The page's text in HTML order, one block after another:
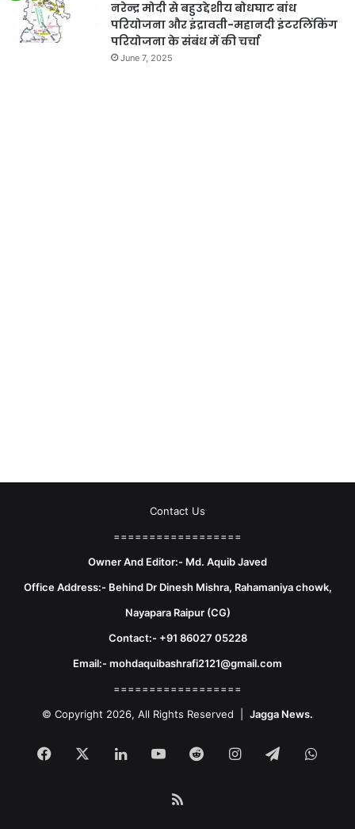
नरेन्द्र मोदी से बहुउद्देशीय बोधघाट बांध
परियोजना और इंद्रावती-महानदी इंटरलिंकिंग
परियोजना के संबंध में की चर्चा
June 7, 2025
Contact Us
==================
Owner And Editor:- Md. Aquib Javed
Office Address:- Behind Dr Dinesh Mishra, Rahamaniya chowk,
Nayapara Raipur (CG)
Contact:- +91 86027 05228
Email:- mohdaquibashrafi2121@gmail.com
==================
© Copyright 2026, All Rights Reserved | Jagga News.
Facebook LinkedInYouTubeRedditInstagram
Telegram
RSS